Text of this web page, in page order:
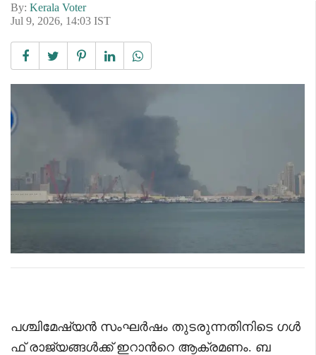
By: Kerala Voter
Jul 9, 2026, 14:03 IST
പശ്ചിമേഷ്യൻ സംഘർഷം തുടരുന്നതിനിടെ ഗൾ
ഫ് രാജ്യങ്ങൾക്ക് ഇറാന്‍റെ ആക്രമണം. ബ